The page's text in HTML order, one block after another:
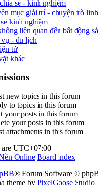
sẻ - kinh nghiệm
mục giải trí - chuyện trò
kinh nghiệm
liên quan đến bất động
- du lịch
tử
khác
new topics in this forum
to topics in this forum
your posts in this forum
your posts in this forum
attachments in this forum
UTC+07:00
Online Board index
® Forum Software ©
theme by PixelGoose Studio